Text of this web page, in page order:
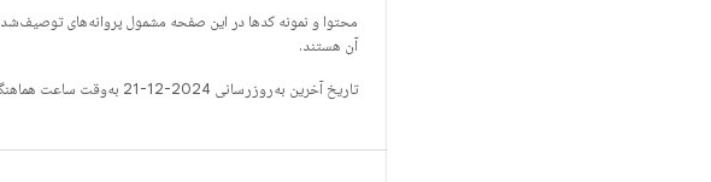
محتوا و نمونه کدها در این صفحه مشمول پروانه‌های
آن هستند.
تاریخ آخرین به‌روزرسانی 2024-12-21 به‌وقت ساعت هماهنگ جهانی.